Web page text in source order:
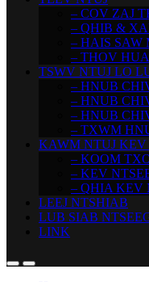
– COV ZAJ
– QHIB &
– HAIS SAW
– THOV
TSWV NTUJ LO
– HNUB
– HNUB
– HNUB
– TXWM
KAWM NTUJ
– KOOM
– KEV
– QHIA KEV
LEEJ NTSHIAB
LUB SIAB
LINK